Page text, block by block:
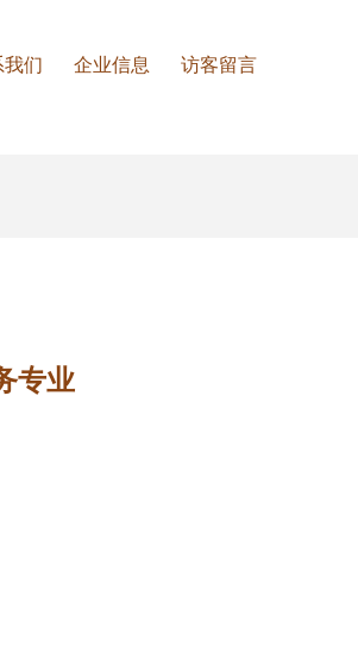
我们 企业信息 访客留言
专业